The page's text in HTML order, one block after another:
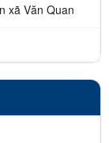
xã Văn Quan